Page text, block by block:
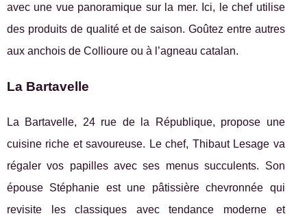
avec une vue panoramique sur la mer. Ici, le chef utilise
des produits de qualité et de saison. Goûtez entre autres
aux anchois de Collioure ou à l’agneau catalan.
La Bartavelle
La Bartavelle, 24 rue de la République, propose une
cuisine riche et savoureuse. Le chef, Thibaut Lesage va
régaler vos papilles avec ses menus succulents. Son
épouse Stéphanie est une pâtissière chevronnée qui
revisite les classiques avec tendance moderne et